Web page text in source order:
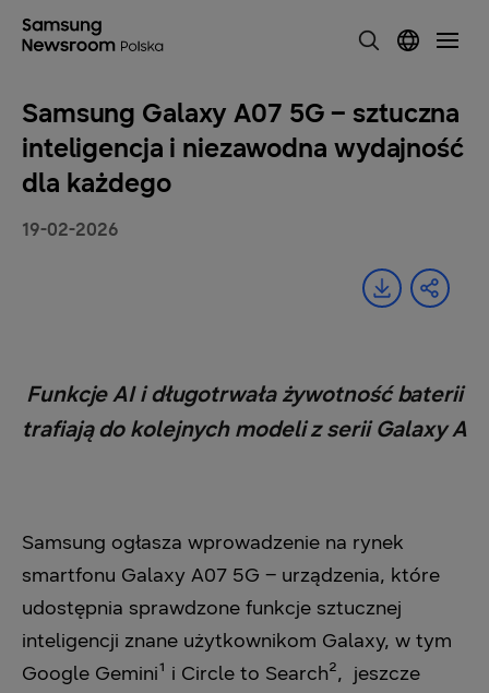
Samsung Galaxy A07 5G – sztuczna
inteligencja i niezawodna wydajność
dla każdego
19-02-2026
Funkcje AI i długotrwała żywotność baterii
trafiają do kolejnych modeli z serii Galaxy A
Samsung ogłasza wprowadzenie na rynek
smartfonu Galaxy A07 5G – urządzenia, które
udostępnia sprawdzone funkcje sztucznej
inteligencji znane użytkownikom Galaxy, w tym
Google Gemini¹ i Circle to Search², jeszcze